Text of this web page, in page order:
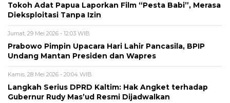
Tokoh Adat Papua Laporkan Film “Pesta Babi”, Merasa
Dieksploitasi Tanpa Izin
Jumat, 29 Mei 2026 - 12:03 WIB
Prabowo Pimpin Upacara Hari Lahir Pancasila, BPIP
Undang Mantan Presiden dan Wapres
Kamis, 28 Mei 2026 - 20:04 WIB
Langkah Serius DPRD Kaltim: Hak Angket terhadap
Gubernur Rudy Mas’ud Resmi Dijadwalkan